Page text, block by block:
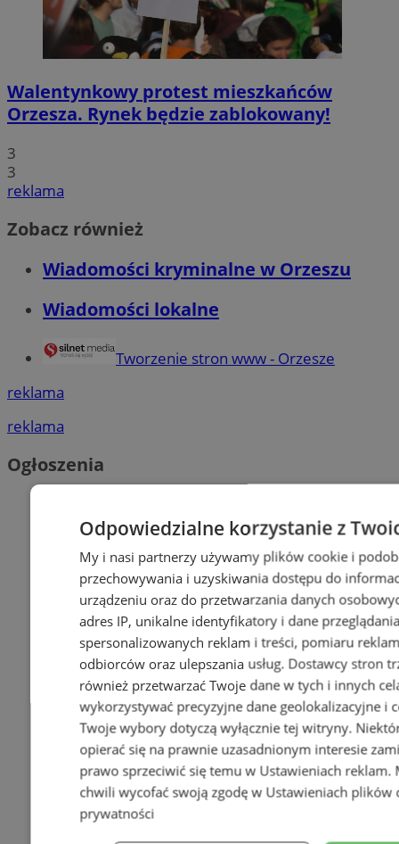
Walentynkowy protest mieszkańców
Orzesza. Rynek będzie zablokowany!
3
3
reklama
Zobacz również
Wiadomości kryminalne w Orzeszu
Wiadomości lokalne
Tworzenie stron www - Orzesze
reklama
reklama
Ogłoszenia
Odpowiedzialne korzystanie z
My i nasi partnerzy używamy plików cookie i
przechowywania i uzyskiwania dostępu do
urządzeniu oraz do przetwarzania danych
adres IP, unikalne identyfikatory i dane
spersonalizowanych reklam i treści, pomiaru
odbiorców oraz ulepszania usług. Dostawcy stron
również przetwarzać Twoje dane w tych i innych
wykorzystywać precyzyjne dane geolokalizacyjne i
Twoje wybory dotyczą wyłącznie tej witryny.
opierać się na prawnie uzasadnionym interesie
prawo sprzeciwić się temu w Ustawieniach reklam.
chwili wycofać swoją zgodę w Ustawieniach plików
prywatności